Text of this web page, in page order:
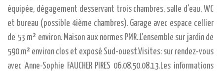
équipée, dégagement desservant trois chambres, salle d'eau, WC
et bureau (possible 4ième chambres). Garage avec espace cellier
de 53 m² environ. Maison aux normes PMR..L'ensemble sur jardin de
590 m² environ clos et exposé Sud-ouest.Visites: sur rendez-vous
avec Anne-Sophie FAUCHER PIRES 06.08.50.08.13.Les informations